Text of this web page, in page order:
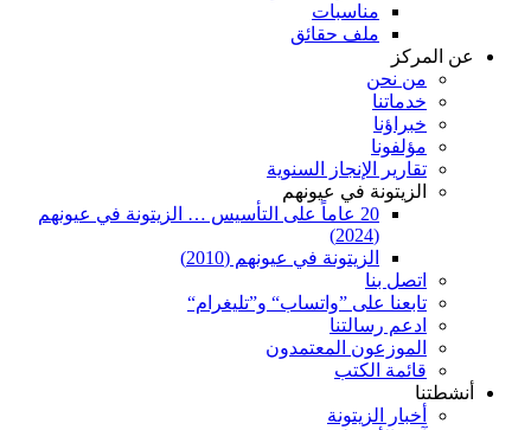
مناسبات
ملف حقائق
عن المركز
من نحن
خدماتنا
خبراؤنا
مؤلفونا
تقارير الإنجاز السنوية
الزيتونة في عيونهم
20 عاماً على التأسيس … الزيتونة في عيونهم
(2024)
الزيتونة في عيونهم (2010)
اتصل بنا
تابعنا على ”واتساب“ و”تليغرام“
ادعم رسالتنا
الموزعون المعتمدون
قائمة الكتب
أنشطتنا
أخبار الزيتونة